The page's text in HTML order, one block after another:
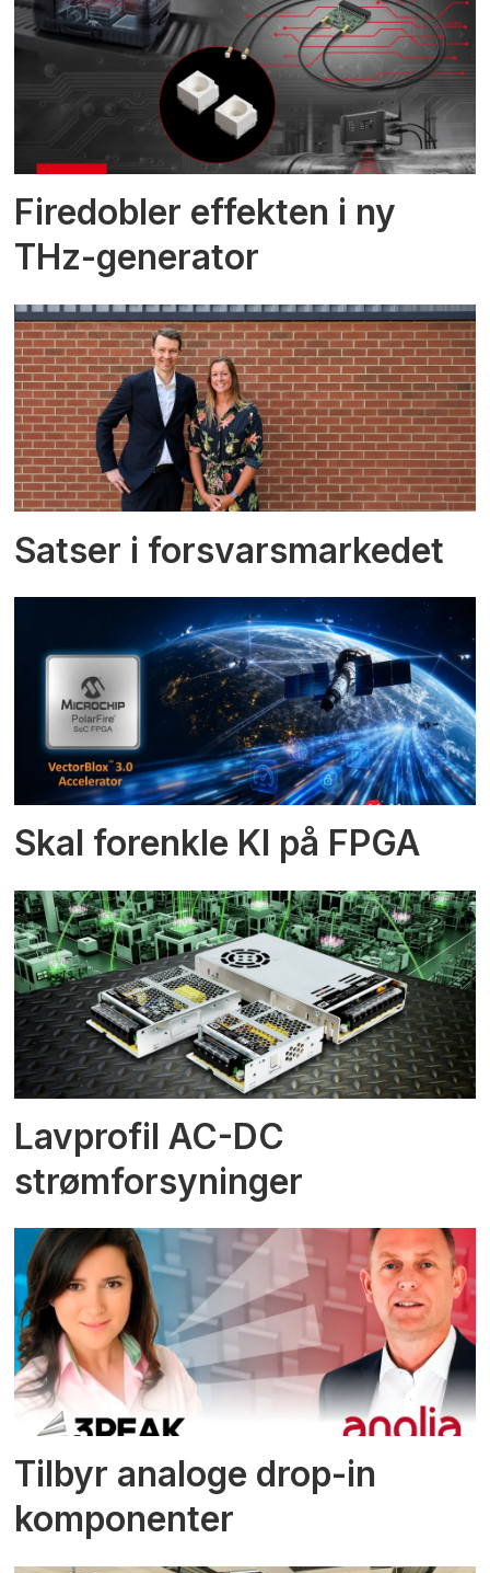
Firedobler effekten i ny
THz-generator
Satser i forsvarsmarkedet
Skal forenkle KI på FPGA
Lavprofil AC-DC
strømforsyninger
Tilbyr analoge drop-in
komponenter